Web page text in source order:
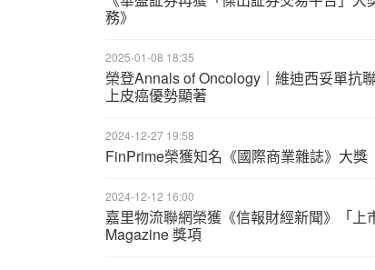
務》
2025-01-08 18:35
榮登Annals of Oncology｜維迪西妥單抗
上皮癌優勢顯著
2024-12-27 19:58
FinPrime榮獲知名《國際商業雜誌》大獎
2024-12-12 16:00
嘉里物流聯網榮獲《信報財經新聞》「上
Magazine 獎項